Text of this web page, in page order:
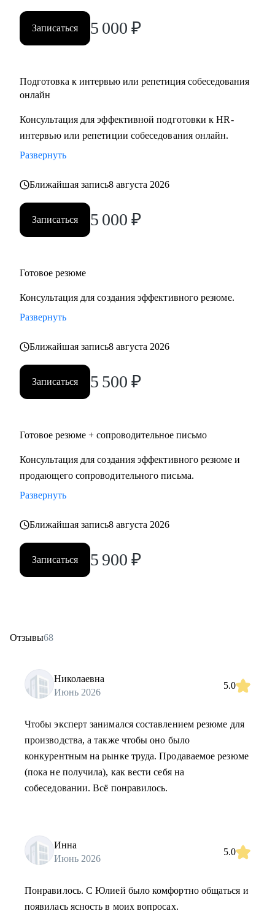
Записаться 5 000 ₽
Подготовка к интервью или репетиция собеседования
онлайн
Консультация для эффективной подготовки к HR-
интервью или репетиции собеседования онлайн.
Развернуть
Ближайшая запись8 августа 2026
Записаться 5 000 ₽
Готовое резюме
Консультация для создания эффективного резюме.
Развернуть
Ближайшая запись8 августа 2026
Записаться 5 500 ₽
Готовое резюме + сопроводительное письмо
Консультация для создания эффективного резюме и
продающего сопроводительного письма.
Развернуть
Ближайшая запись8 августа 2026
Записаться 5 900 ₽
Отзывы68
Николаевна
Июнь 2026
5.0
Чтобы эксперт занимался составлением резюме для
производства, а также чтобы оно было
конкурентным на рынке труда. Продаваемое резюме
(пока не получила), как вести себя на
собеседовании. Всё понравилось.
Инна
Июнь 2026
5.0
Понравилось. С Юлией было комфортно общаться и
появилась ясность в моих вопросах.